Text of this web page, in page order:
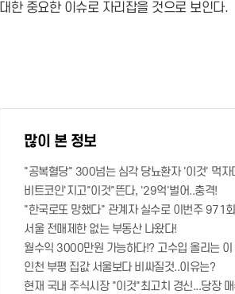
대한 중요한 이슈로 자리잡을 것으로 보인다.
많이 본 정보
"공복혈당" 300넘는 심각 당뇨환자 '이것' 먹자
비트코인'지고"이것"뜬다, '29억'벌어..충격!
"한국로또 망했다" 관계자 실수로 이번주 971
서울 전매제한 없는 부동산 나왔다!
월수익 3000만원 가능하다!? 고수입 올리는
인천 부평 집값 서울보다 비싸질것..이유는?
현재 국내 주식시장 "이것"최고치 경신...당장 매